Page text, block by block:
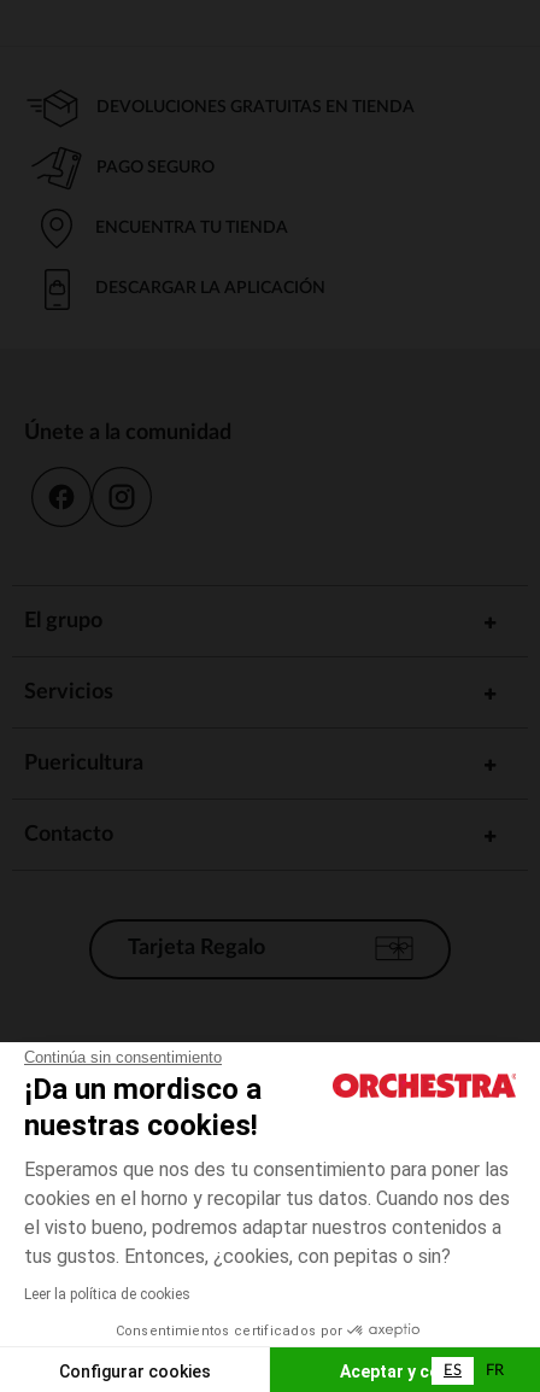
Continúa sin consentimiento
¡Da un mordisco a
nuestras cookies!
Esperamos que nos des tu consentimiento para poner las
cookies en el horno y recopilar tus datos. Cuando nos des
el visto bueno, podremos adaptar nuestros contenidos a
tus gustos. Entonces, ¿cookies, con pepitas o sin?
Leer la política de cookies
Consentimientos certificados por
Configurar cookies Aceptar y cerrar
Verde
3
El pago medidante
AÑADIR A LA CESTA
DEVOLUCIONES GRATUITAS EN TIENDA
PAGO SEGURO
ENCUENTRA TU TIENDA
DESCARGAR LA APLICACIÓN
Únete a la comunidad
El grupo
Servicios
Puericultura
Contacto
Tarjeta Regalo
Condiciones generales de venta
Aviso Legal
*Condiciones de las ofertas actuales
Gestión de las cookies
Accesibilidad: no conforme
Orchestra adhiere al código de ética de la Federación Francesa de comercio
electrónico y venta a distancia (FEVAD) y al sistema de mediación de
ES FR